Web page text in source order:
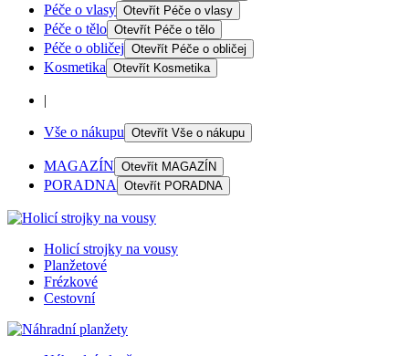
Péče o vlasy Otevřít Péče o vlasy
Péče o tělo Otevřít Péče o tělo
Péče o obličej Otevřít Péče o obličej
Kosmetika Otevřít Kosmetika
|
Vše o nákupu Otevřít Vše o nákupu
MAGAZÍN Otevřít MAGAZÍN
PORADNA Otevřít PORADNA
Holicí strojky na vousy
Planžetové
Frézkové
Cestovní